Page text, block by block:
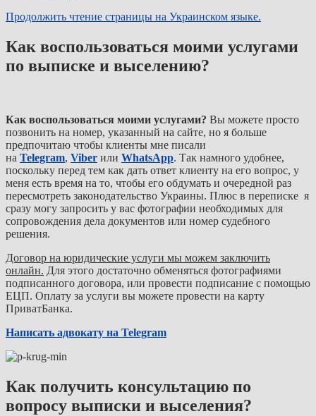
Продолжить чтение страницы на Украинском языке.
Как воспользоваться моими услугами
по выписке и выселению?
Как воспользоваться моими услугами? Вы можете просто
позвонить на номер, указанный на сайте, но я больше
предпочитаю чтобы клиенты мне писали
на Telegram, Viber или WhatsApp. Так намного удобнее,
поскольку перед тем как дать ответ клиенту на его вопрос, у
меня есть время на то, чтобы его обдумать и очередной раз
пересмотреть законодательство Украины. Плюс в переписке я
сразу могу запросить у вас фотографии необходимых для
сопровождения дела документов или номер судебного
решения.
Договор на юридические услуги мы можем заключить
онлайн. Для этого достаточно обменяться фотографиями
подписанного договора, или провести подписание с помощью
ЕЦП. Оплату за услуги вы можете провести на карту
ПриватБанка.
Написать адвокату на Telegram
Как получить консультацию по
вопросу выписки и выселения?